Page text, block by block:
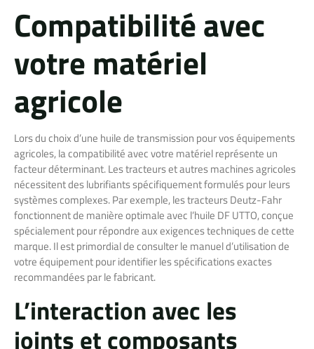
Compatibilité avec
votre matériel
agricole
Lors du choix d’une huile de transmission pour vos équipements
agricoles, la compatibilité avec votre matériel représente un
facteur déterminant. Les tracteurs et autres machines agricoles
nécessitent des lubrifiants spécifiquement formulés pour leurs
systèmes complexes. Par exemple, les tracteurs Deutz-Fahr
fonctionnent de manière optimale avec l’huile DF UTTO, conçue
spécialement pour répondre aux exigences techniques de cette
marque. Il est primordial de consulter le manuel d’utilisation de
votre équipement pour identifier les spécifications exactes
recommandées par le fabricant.
L’interaction avec les
joints et composants